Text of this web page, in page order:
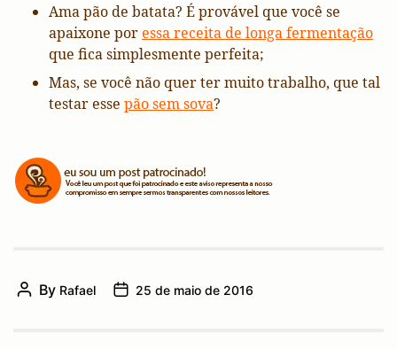
Ama pão de batata? É provável que você se
apaixone poressa receita de longa fermentação
que fica simplesmente perfeita;
Mas, se você não quer ter muito trabalho, que tal
testar esse pão sem sova?
PostBy Rafael
Post25 de maio de 2016